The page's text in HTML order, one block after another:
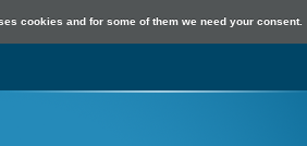
cookies and for some of them we need your consent.